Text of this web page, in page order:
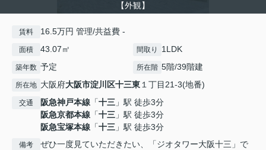
【外観】
賃料 16.5万円 管理/共益費 -
面積 43.07㎡ 間取り 1LDK
築年数 予定 所在階 5階/39階建
所在地 大阪府大阪市淀川区十三東１丁目21-3(地番)
交通 阪急神戸本線 「十三 」駅 徒歩3分
阪急京都本線 「十三 」駅 徒歩3分
阪急宝塚本線 「十三 」駅 徒歩3分
備考
ぜひ一度見ていただきたい、「ジオタワー大阪十三」で